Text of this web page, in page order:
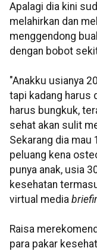
Apalagi dia kini
melahirkan dan
menggendong
dengan bobot
"Anakku usianya
tapi kadang harus
harus bungkuk,
sehat akan sulit
Sekarang dia mau
peluang kena
punya anak, usia
kesehatan
virtual media
Raisa
para pakar